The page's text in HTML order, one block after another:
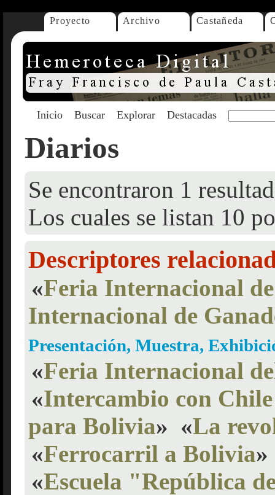
Proyecto Archivo Castañeda
Inicio Buscar Explorar Destacadas
Diarios
Se encontraron 1
Los cuales se listan 10
Descriptores
«Feria Internacional
Internacional de
Presentación, Muestra,
«Feria Internacional
«Intercambio con
para Bolivia» «La
«Ferrocarril a Bolivia»
«Escuela "República